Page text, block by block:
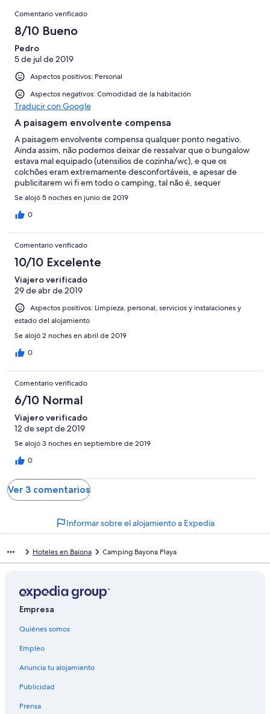
puntuación
Normal
una
puntuación
Mediocre
una
puntuación
de
Horrible
Comentarios
Comentario verificado
8/10 Bueno
Pedro
5 de jul de 2019
Aspectos positivos: Personal
Aspectos negativos: Comodidad de la habitación
Traducir con Google
A paisagem envolvente compensa
A paisagem envolvente compensa qualquer ponto negativo.
Ainda assim, não podemos deixar de ressalvar que o bungalow
estava mal equipado (utensilios de cozinha/wc), e que os
colchões eram extremamente desconfortáveis, e apesar de
publicitarem wi fi em todo o camping, tal não é, sequer
remotamente, verdade.
Se alojó 5 noches en junio de 2019
0
Comentario verificado
10/10 Excelente
Viajero verificado
29 de abr de 2019
Aspectos positivos: Limpieza, personal, servicios y instalaciones y
estado del alojamiento
Se alojó 2 noches en abril de 2019
0
Comentario verificado
6/10 Normal
Viajero verificado
12 de sept de 2019
Se alojó 3 noches en septiembre de 2019
0
Ver 3 comentarios
Informar sobre el alojamiento a Expedia
Hoteles en Baiona Camping Bayona Playa
Empresa
Quiénes somos
Empleo
Anuncia tu alojamiento
Publicidad
Prensa